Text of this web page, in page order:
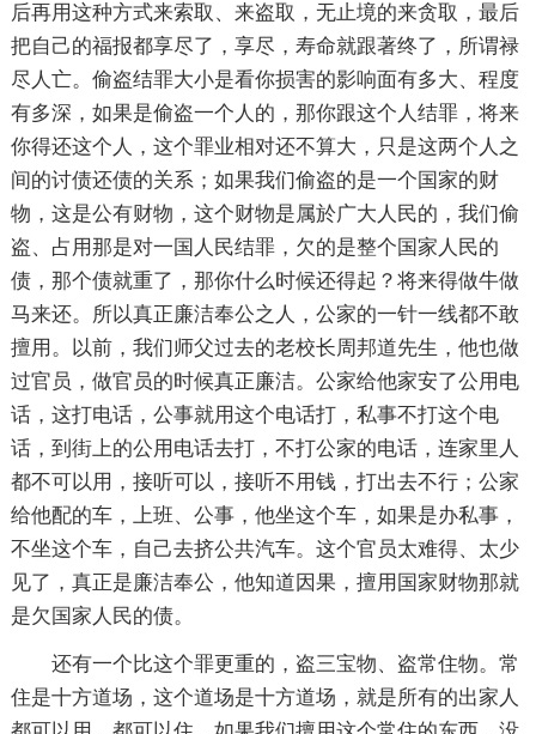
后再用这种方式来索取、来盗取，无止境的来贪取，最后
把自己的福报都享尽了，享尽，寿命就跟著终了，所谓禄
尽人亡。偷盗结罪大小是看你损害的影响面有多大、程度
有多深，如果是偷盗一个人的，那你跟这个人结罪，将来
你得还这个人，这个罪业相对还不算大，只是这两个人之
间的讨债还债的关系；如果我们偷盗的是一个国家的财
物，这是公有财物，这个财物是属於广大人民的，我们偷
盗、占用那是对一国人民结罪，欠的是整个国家人民的
债，那个债就重了，那你什么时候还得起？将来得做牛做
马来还。所以真正廉洁奉公之人，公家的一针一线都不敢
擅用。以前，我们师父过去的老校长周邦道先生，他也做
过官员，做官员的时候真正廉洁。公家给他家安了公用电
话，这打电话，公事就用这个电话打，私事不打这个电
话，到街上的公用电话去打，不打公家的电话，连家里人
都不可以用，接听可以，接听不用钱，打出去不行；公家
给他配的车，上班、公事，他坐这个车，如果是办私事，
不坐这个车，自己去挤公共汽车。这个官员太难得、太少
见了，真正是廉洁奉公，他知道因果，擅用国家财物那就
是欠国家人民的债。
还有一个比这个罪更重的，盗三宝物、盗常住物。常
住是十方道场，这个道场是十方道场，就是所有的出家人